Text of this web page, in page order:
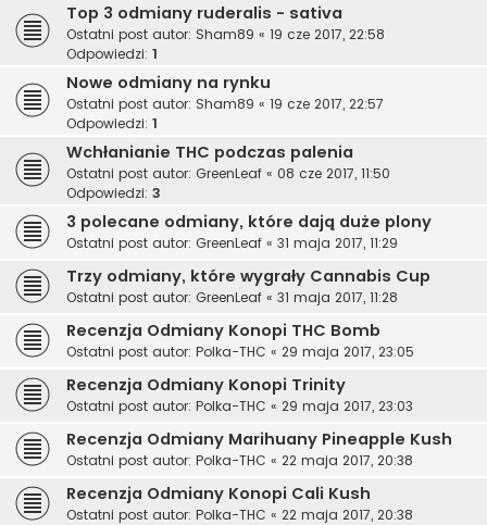
Top 3 odmiany ruderalis - sativa
Ostatni post autor: Sham89 « 19 cze 2017, 22:58
Odpowiedzi: 1
Nowe odmiany na rynku
Ostatni post autor: Sham89 « 19 cze 2017, 22:57
Odpowiedzi: 1
Wchłanianie THC podczas palenia
Ostatni post autor: GreenLeaf « 08 cze 2017, 11:50
Odpowiedzi: 3
3 polecane odmiany, które dają duże plony
Ostatni post autor: GreenLeaf « 31 maja 2017, 11:29
Trzy odmiany, które wygrały Cannabis Cup
Ostatni post autor: GreenLeaf « 31 maja 2017, 11:28
Recenzja Odmiany Konopi THC Bomb
Ostatni post autor: Polka-THC « 29 maja 2017, 23:05
Recenzja Odmiany Konopi Trinity
Ostatni post autor: Polka-THC « 29 maja 2017, 23:03
Recenzja Odmiany Marihuany Pineapple Kush
Ostatni post autor: Polka-THC « 22 maja 2017, 20:38
Recenzja Odmiany Konopi Cali Kush
Ostatni post autor: Polka-THC « 22 maja 2017, 20:38